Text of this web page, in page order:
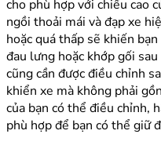
cho phù hợp với chiều cao
ngồi thoải mái và đạp xe
hoặc quá thấp sẽ khiến
đau lưng hoặc khớp gối
cũng cần được điều chỉnh
khiển xe mà không phải
của bạn có thể điều chỉnh,
phù hợp để bạn có thể giữ